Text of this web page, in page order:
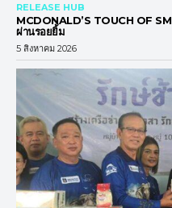
RELEASE HUB
MCDONALD’S TOUCH OF
ผ่านรอยยิ้ม
5 สิงหาคม 2026